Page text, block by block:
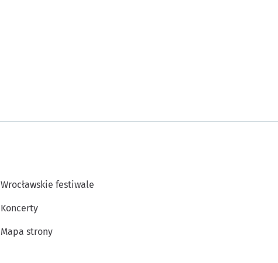
Wrocławskie festiwale
Koncerty
Mapa strony